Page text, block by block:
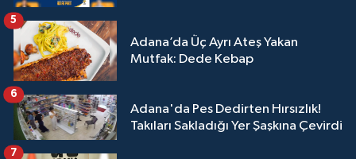
Adana’da Üç Ayrı Ateş Yakan
Mutfak: Dede Kebap
5
Adana'da Pes Dedirten Hırsızlık!
Takıları Sakladığı Yer Şaşkına Çevirdi
6
7